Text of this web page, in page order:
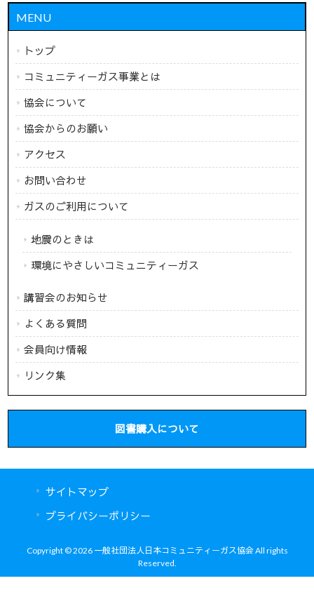
MENU
トップ
コミュニティーガス事業とは
協会について
協会からのお願い
アクセス
お問い合わせ
ガスのご利用について
地震のときは
環境にやさしいコミュニティーガス
講習会のお知らせ
よくある質問
会員向け情報
リンク集
図書購入について
サイトマップ
プライバシーポリシー
Copyright © 2026 一般社団法人日本コミュニティーガス協会 All rights
Reserved.